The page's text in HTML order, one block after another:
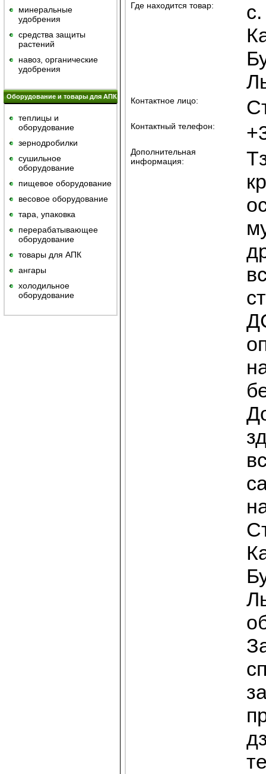
минеральные
удобрения
средства защиты
растений
навоз, органические
удобрения
Оборудование и товары для АПК
теплицы и
оборудование
зернодробилки
сушильное
оборудование
пищевое оборудование
весовое оборудование
тара, упаковка
перерабатывающее
оборудование
товары для АПК
ангары
холодильное
оборудование
Где находится товар:
Контактное лицо:
Контактный телефон:
Дополнительная
информация: